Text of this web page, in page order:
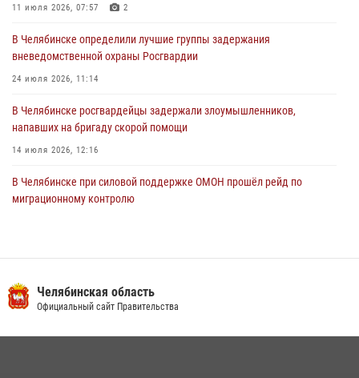
30 июля 2026, 10:53
11 июля 2026, 07:57 2
В Челябинске определили лучшие группы задержания
вневедомственной охраны Росгвардии
24 июля 2026, 11:14
В Челябинске росгвардейцы задержали злоумышленников,
напавших на бригаду скорой помощи
14 июля 2026, 12:16
В Челябинске при силовой поддержке ОМОН прошёл рейд по
миграционному контролю
13 июля 2026, 03:02 5
Челябинская область
Официальный сайт Правительства